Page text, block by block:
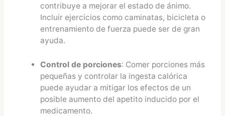
contribuye a mejorar el estado de ánimo.
Incluir ejercicios como caminatas, bicicleta o
entrenamiento de fuerza puede ser de gran
ayuda​.
Control de porciones: Comer porciones más
pequeñas y controlar la ingesta calórica
puede ayudar a mitigar los efectos de un
posible aumento del apetito inducido por el
medicamento.